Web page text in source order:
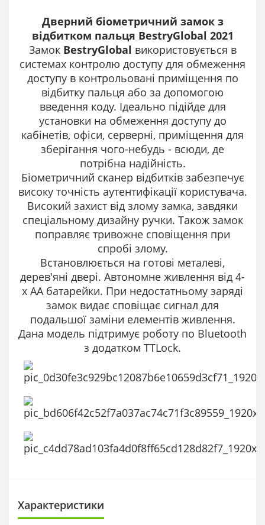
Дверний біометричний замок з
відбитком пальця BestryGlobal 2021
Замок BestryGlobal використовується в
системах контролю доступу для обмеження
доступу в контрольовані приміщення по
відбитку пальця або за допомогою
введення коду. Ідеально підійде для
установки на обмеження доступу до
кабінетів, офіси, серверні, приміщення для
зберігання чого-небудь - всюди, де
потрібна надійність.
Біометричний сканер відбитків забезпечує
високу точність аутентифікації користувача.
Високий захист від злому замка, завдяки
спеціальному дизайну ручки. Також замок
поправляє тривожне сповіщення при
спробі злому.
Встановлюється на готові металеві,
дерев'яні двері. Автономне живлення від 4-
x АА батарейки. При недостатньому заряді
замок видає сповіщає сигнал для
подальшої заміни елементів живлення.
Дана модель підтримує роботу по Bluetooth
з додатком TTLock.
Характеристики